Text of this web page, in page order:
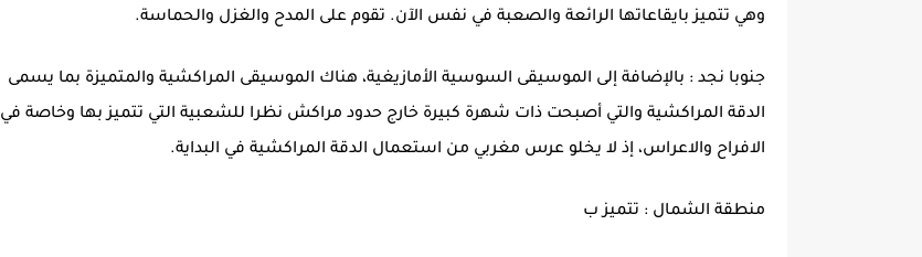
وهي تتميز بايقاعاتها الرائعة والصعبة في نفس الآن. تقوم على المدح والغزل والحماسة.
جنوبا نجد : بالإضافة إلى الموسيقى السوسية الأمازيغية، هناك الموسيقى المراكشية والمتميزة بما يسمى
الدقة المراكشية والتي أصبحت ذات شهرة كبيرة خارج حدود مراكش نظرا للشعبية التي تتميز بها وخاصة في
الافراح والاعراس، إذ لا يخلو عرس مغربي من استعمال الدقة المراكشية في البداية.
منطقة الشمال : تتميز ب